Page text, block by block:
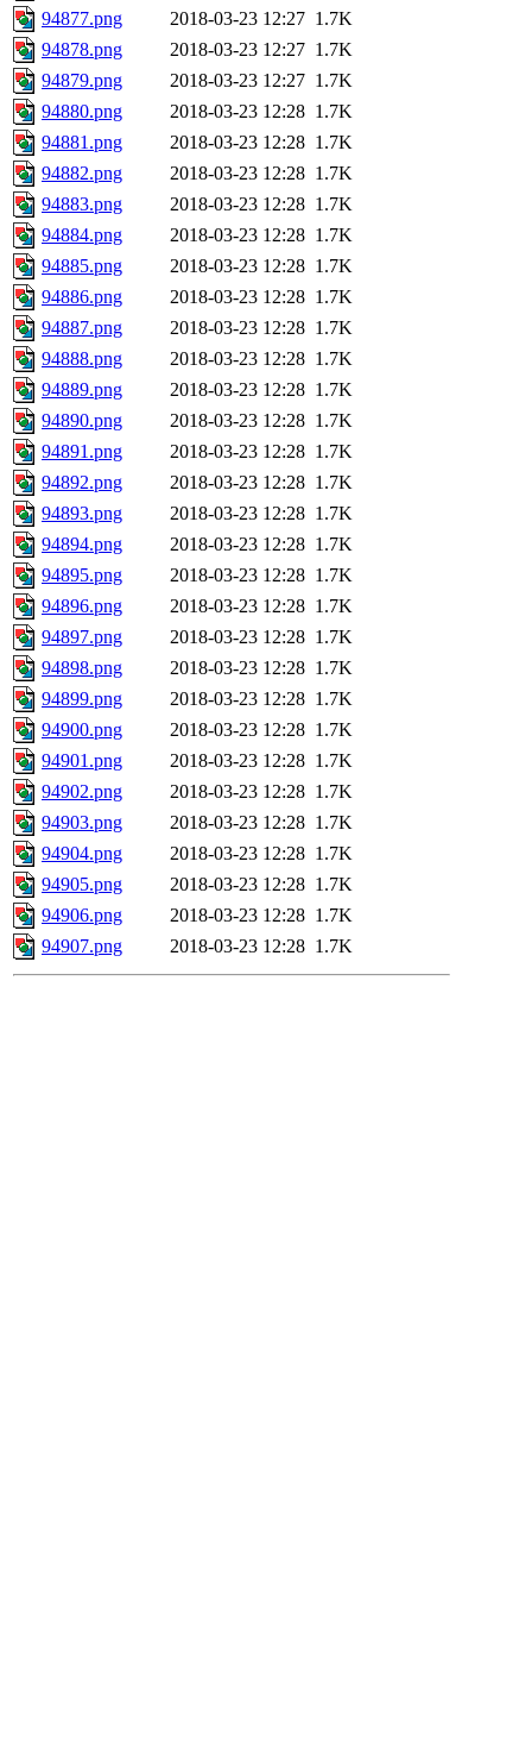
94877.png
2018-03-23 12:27 1.7K
94878.png
2018-03-23 12:27 1.7K
94879.png
2018-03-23 12:27 1.7K
94880.png
2018-03-23 12:28 1.7K
94881.png
2018-03-23 12:28 1.7K
94882.png
2018-03-23 12:28 1.7K
94883.png
2018-03-23 12:28 1.7K
94884.png
2018-03-23 12:28 1.7K
94885.png
2018-03-23 12:28 1.7K
94886.png
2018-03-23 12:28 1.7K
94887.png
2018-03-23 12:28 1.7K
94888.png
2018-03-23 12:28 1.7K
94889.png
2018-03-23 12:28 1.7K
94890.png
2018-03-23 12:28 1.7K
94891.png
2018-03-23 12:28 1.7K
94892.png
2018-03-23 12:28 1.7K
94893.png
2018-03-23 12:28 1.7K
94894.png
2018-03-23 12:28 1.7K
94895.png
2018-03-23 12:28 1.7K
94896.png
2018-03-23 12:28 1.7K
94897.png
2018-03-23 12:28 1.7K
94898.png
2018-03-23 12:28 1.7K
94899.png
2018-03-23 12:28 1.7K
94900.png
2018-03-23 12:28 1.7K
94901.png
2018-03-23 12:28 1.7K
94902.png
2018-03-23 12:28 1.7K
94903.png
2018-03-23 12:28 1.7K
94904.png
2018-03-23 12:28 1.7K
94905.png
2018-03-23 12:28 1.7K
94906.png
2018-03-23 12:28 1.7K
94907.png
2018-03-23 12:28 1.7K